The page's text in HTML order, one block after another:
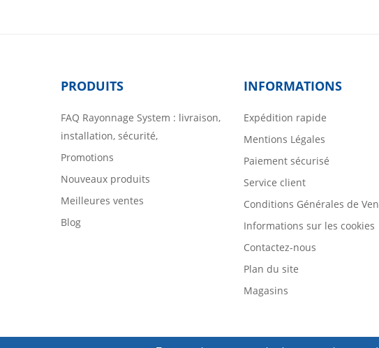
PRODUITS
FAQ Rayonnage System : livraison,
installation, sécurité,
Promotions
Nouveaux produits
Meilleures ventes
Blog
INFORMATIONS
Expédition rapide
Mentions Légales
Paiement sécurisé
Service client
Conditions Générales de
Informations sur les cookies
Contactez-nous
Plan du site
Magasins